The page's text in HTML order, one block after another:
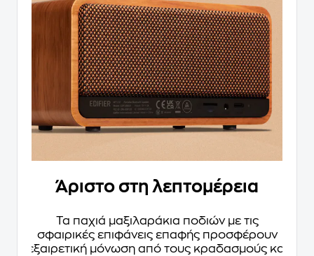
Άριστο στη λεπτομέρεια
Τα παχιά μαξιλαράκια ποδιών με τις
σφαιρικές επιφάνεις επαφής προσφέρουν
εξαιρετική μόνωση από τους κραδασμούς και